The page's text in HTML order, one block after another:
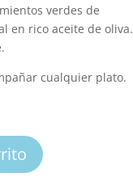
verdes de
en rico aceite de oliva.
cualquier plato.